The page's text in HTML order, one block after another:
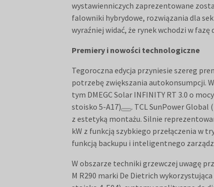
wystawienniczych zaprezentowane
falowniki hybrydowe, rozwiązania dla
wyraźniej widać, że rynek wchodzi w
Premiery i nowości technologiczne
Tegoroczna edycja przyniesie szereg
potrzebę zwiększania autokonsumpcji.
tym DMEGC Solar INFINITY RT 3.0 o
stoisko 5-A17)
. TCL SunPower
z estetyką montażu. Silnie
kW z funkcją szybkiego przełączenia w
funkcją backupu i inteligentnego
W obszarze techniki grzewczej uwagę
M R290 marki De Dietrich